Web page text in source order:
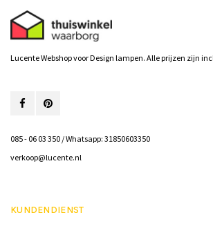
Lucente Webshop voor Design lampen. Alle prijzen zijn
085 - 06 03 350 / Whatsapp: 31850603350
verkoop@lucente.nl
KUNDENDIENST